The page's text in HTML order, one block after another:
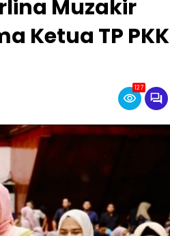
Muzakir
Ketua TP PKK
127